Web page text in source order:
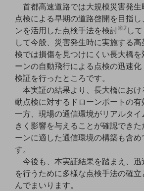
課題・ニーズで探す
課題・ニーズで探すTOP
コミュニケーション・情報共有
マーケティング
業務効率化
災害対策
職場環境整備
地域共創・地方創生
セキュリティ対策
遠隔監視
顧客体験（CX）改善
首都高速道路では大規模災害発
点検による早期の道路啓開を目指
ンを活用した点検手法を検討※2し
して今般、災害発生時に実施する
検では損傷を見つけにくい長大橋を
ーンの自動飛行による点検の迅速
検証を行ったところです。
本実証の結果より、長大橋にお
動点検に対するドローンポートの
一方、現場の通信環境がリアルタ
きく影響を与えることが確認でき
ーンに適した通信環境の構築も含め
す。
今後も、本実証結果を踏まえ、
を行うために多様な点検手法の確
んでまいります。